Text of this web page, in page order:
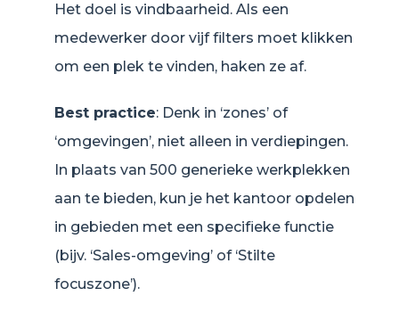
Het doel is vindbaarheid. Als een
medewerker door vijf filters moet klikken
om een plek te vinden, haken ze af.
Best practice: Denk in ‘zones’ of
‘omgevingen’, niet alleen in verdiepingen.
In plaats van 500 generieke werkplekken
aan te bieden, kun je het kantoor opdelen
in gebieden met een specifieke functie
(bijv. ‘Sales-omgeving’ of ‘Stilte
focuszone’).